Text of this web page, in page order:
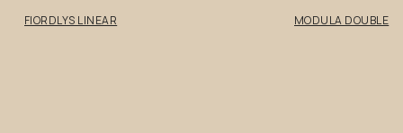
FIORDLYS LINEAR MODULA DOUBLE